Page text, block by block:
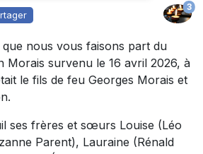
3
que nous vous faisons part du
Morais survenu le 16 avril 2026, à
le fils de feu Georges Morais et
ses frères et sœurs Louise (Léo
Parent), Lauraine (Rénald